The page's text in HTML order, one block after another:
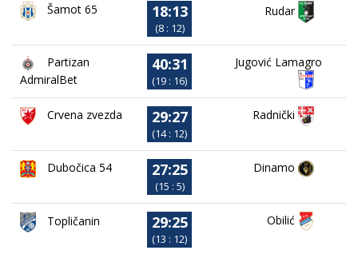
Šamot 65 18:13
(8 : 12)
Rudar
Partizan
AdmiralBet
40:31
(19 : 16)
Jugović Lamagro
Crvena zvezda 29:27
(14 : 12)
Radnički
Dubočica 54 27:25
(15 : 5)
Dinamo
Topličanin 29:25
(13 : 12)
Obilić